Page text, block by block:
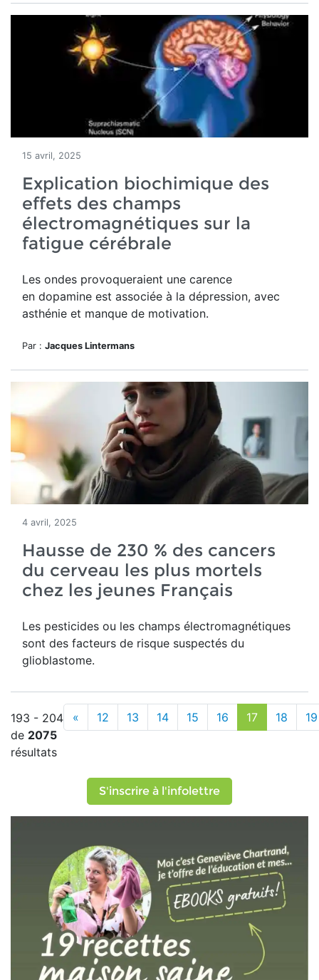
15 avril, 2025
Explication biochimique des
effets des champs
électromagnétiques sur la
fatigue cérébrale
Les ondes provoqueraient une carence
en dopamine est associée à la dépression, avec
asthénie et manque de motivation.
Par : Jacques Lintermans
4 avril, 2025
Hausse de 230 % des cancers
du cerveau les plus mortels
chez les jeunes Français
Les pesticides ou les champs électromagnétiques
sont des facteurs de risque suspectés du
glioblastome.
193 - 204
de 2075
résultats
« 12 13 14 15 16 17 18 19
S'inscrire à l'infolettre